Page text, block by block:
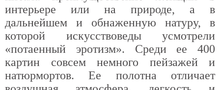
интерьере или на природе, а в
дальнейшем и обнаженную натуру, в
которой искусствоведы усмотрели
«потаенный эротизм». Среди ее 400
картин совсем немного пейзажей и
натюрмортов. Ее полотна отличает